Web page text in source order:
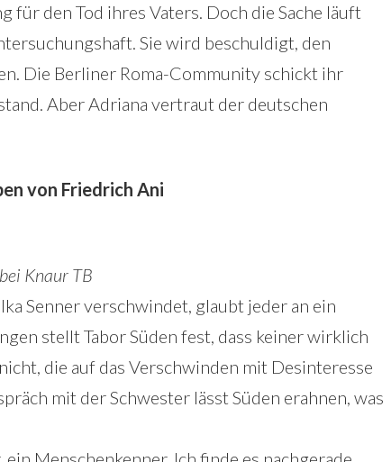
den Tod ihres Vaters. Doch die Sache läuft
Sie wird beschuldigt, den
Die Berliner Roma-Community schickt ihr
Aber Adriana vertraut der deutschen
von Friedrich Ani
Knaur TB
Senner verschwindet, glaubt jeder an ein
stellt Tabor Süden fest, dass keiner wirklich
die auf das Verschwinden mit Desinteresse
mit der Schwester lässt Süden erahnen, was